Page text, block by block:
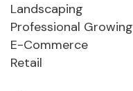
Landscaping
Professional Growing
E-Commerce
Retail